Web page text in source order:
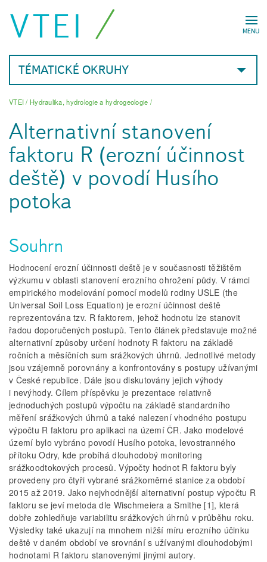
MENU
VTEI
TÉMATICKÉ OKRUHY
VTEI/ Hydraulika, hydrologie a hydrogeologie /
Alternativní stanovení
faktoru R (erozní účinnost
deště) v povodí Husího
potoka
Souhrn
Hodnocení erozní účinnosti deště je v současnosti těžištěm
výzkumu v oblasti stanovení erozního ohrožení půdy. V rámci
empirického modelování pomocí modelů rodiny USLE (the
Universal Soil Loss Equation) je erozní účinnost deště
reprezentována tzv. R faktorem, jehož hodnotu lze stanovit
řadou doporučených postupů. Tento článek představuje možné
alternativní způsoby určení hodnoty R faktoru na základě
ročních a měsíčních sum srážkových úhrnů. Jednotlivé metody
jsou vzájemně porovnány a konfrontovány s postupy užívanými
v České republice. Dále jsou diskutovány jejich výhody
i nevýhody. Cílem příspěvku je prezentace relativně
jednoduchých postupů výpočtu na základě standardního
měření srážkových úhrnů a také nalezení vhodného postupu
výpočtu R faktoru pro aplikaci na území ČR. Jako modelové
území bylo vybráno povodí Husího potoka, levostranného
přítoku Odry, kde probíhá dlouhodobý monitoring
srážkoodtokových procesů. Výpočty hodnot R faktoru byly
provedeny pro čtyři vybrané srážkoměrné stanice za období
2015 až 2019. Jako nejvhodnější alternativní postup výpočtu R
faktoru se jeví metoda dle Wischmeiera a Smithe [1], která
dobře zohledňuje variabilitu srážkových úhrnů v průběhu roku.
Výsledky také ukazují na mnohem nižší míru erozního účinku
deště v daném období ve srovnání s užívanými dlouhodobými
hodnotami R faktoru stanovenými jinými autory.